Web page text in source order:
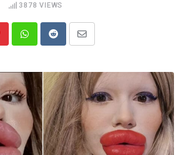
3878 VIEWS
PinterestWhatsappRedditShare
Email